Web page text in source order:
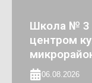
Школа № 3
центром
06.08.2026